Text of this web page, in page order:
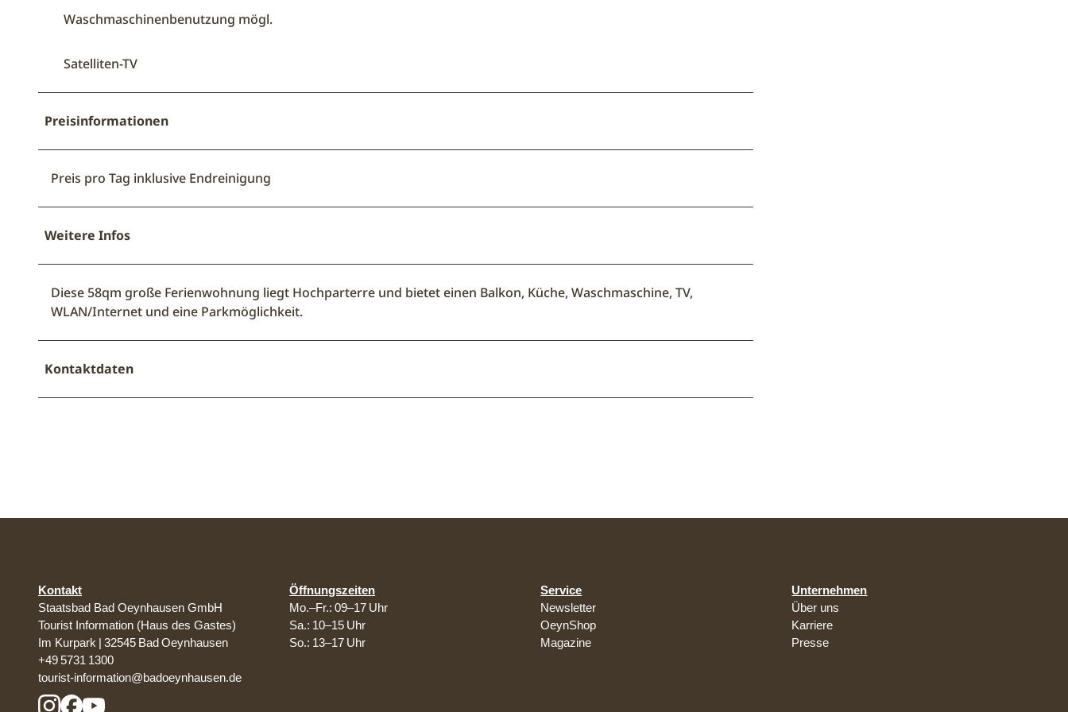
Waschmaschinenbenutzung mögl.
Satelliten-TV
Preisinformationen
Preis pro Tag inklusive Endreinigung
Weitere Infos
Diese 58qm große Ferienwohnung liegt Hochparterre und bietet einen Balkon, Küche, Waschmaschine, TV,
WLAN/Internet und eine Parkmöglichkeit.
Kontaktdaten
Kontakt
Staatsbad Bad Oeynhausen GmbH
Tourist Information (Haus des Gastes)
Im Kurpark | 32545 Bad Oeynhausen
+49 5731 1300
tourist-information@badoeynhausen.de
Öffnungszeiten
Mo.–Fr.: 09–17 Uhr
Sa.: 10–15 Uhr
So.: 13–17 Uhr
Service
Newsletter
OeynShop
Magazine
Unternehmen
Über uns
Karriere
Presse